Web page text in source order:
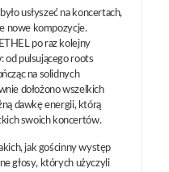
usłyszeć na koncertach,
nowe kompozycje.
po raz kolejny
od pulsującego roots
na solidnych
dołożono wszelkich
dawkę energii, którą
swoich koncertów.
jak gościnny występ
głosy, których użyczyli